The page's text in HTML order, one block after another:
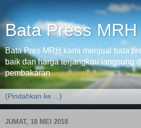
Bata Press MRH
Bata Pres MRH kami menjual bata
baik dan harga terjangkau langsung
pembakaran
JUMAT, 18 MEI 2018